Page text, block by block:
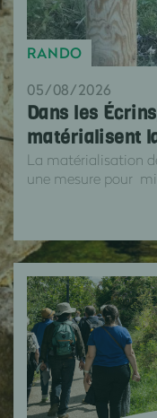
RANDO
05/08/2026
Dans les
matérialisent
La matérialisation
une mesure pour